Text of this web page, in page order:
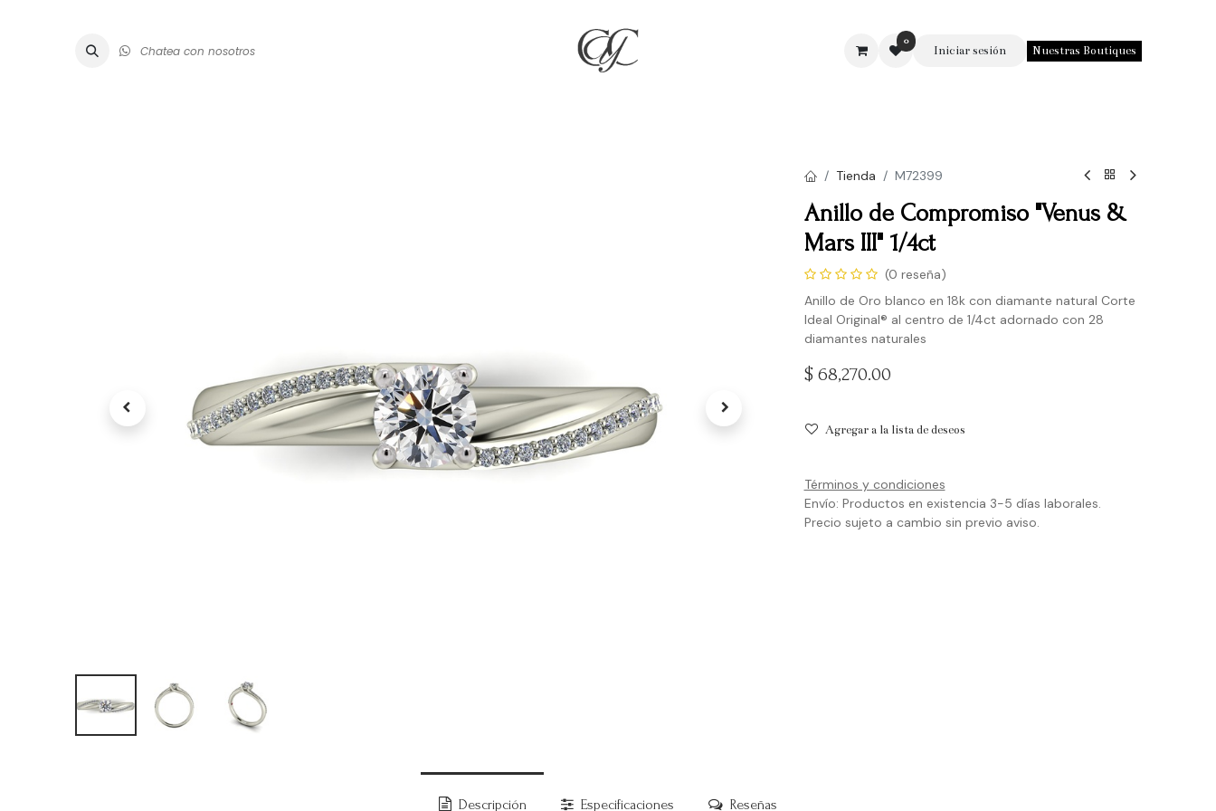
Chatea con nosotros
0
Iniciar sesión Nuestras Boutiques
Tienda M72399
Anillo de Compromiso "Venus &
Mars III" 1/4ct
(0 reseña)
Anillo de Oro blanco en 18k con diamante natural Corte
Ideal Original® al centro de 1/4ct adornado con 28
diamantes naturales
$ 68,270.00
Agregar a la lista de deseos
Términos y condiciones
Envío: Productos en existencia 3-5 días laborales.
Precio sujeto a cambio sin previo aviso.
Descripción Especificaciones Reseñas